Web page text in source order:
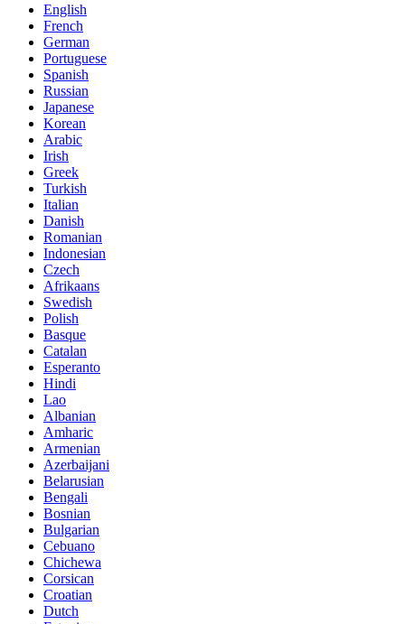
English
French
German
Portuguese
Spanish
Russian
Japanese
Korean
Arabic
Irish
Greek
Turkish
Italian
Danish
Romanian
Indonesian
Czech
Afrikaans
Swedish
Polish
Basque
Catalan
Esperanto
Hindi
Lao
Albanian
Amharic
Armenian
Azerbaijani
Belarusian
Bengali
Bosnian
Bulgarian
Cebuano
Chichewa
Corsican
Croatian
Dutch